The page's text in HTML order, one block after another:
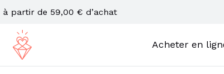
à partir de 59,00 € d’achat
Acheter en